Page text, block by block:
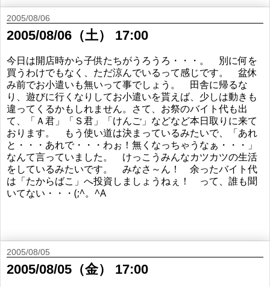
2005/08/06
2005/08/06（土） 17:00
今日は開店時から子供たちがうろうろ・・・。 別に何を
買うわけでもなく、ただ涼んでいるって感じです。 盆休
み前でお小遣いも無いって事でしょう。 田舎に帰るな
り、遊びに行くなりしてお小遣いを貰えば、少しは動きも
違ってくるかもしれません。さて、お祭のバイト代も出
て、「Ａ君」「Ｓ君」「けんご」などなど本日取りに来て
おります。 もう使い道は決まっているみたいで、「あれ
と・・・あれで・・・わぉ！無くなっちゃうなぁ・・・」
なんて言っていました。 けっこうみんなカツカツの生活
をしているみたいです。 みなさ～ん！ 余ったバイト代
は「たからばこ」へ投資しましょうねぇ！ って、誰も聞
いてない・・・(;^。^A
2005/08/05
2005/08/05（金） 17:00